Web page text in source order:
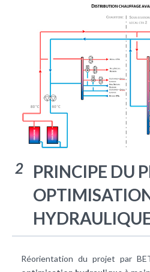
2
PRINCIPE DU
Réorientation du projet par